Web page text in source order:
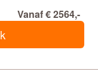
Vanaf € 2564,-